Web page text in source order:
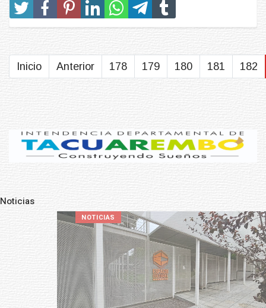
Inicio Anterior 178 179 180 181 182
Noticias
NOTICIAS